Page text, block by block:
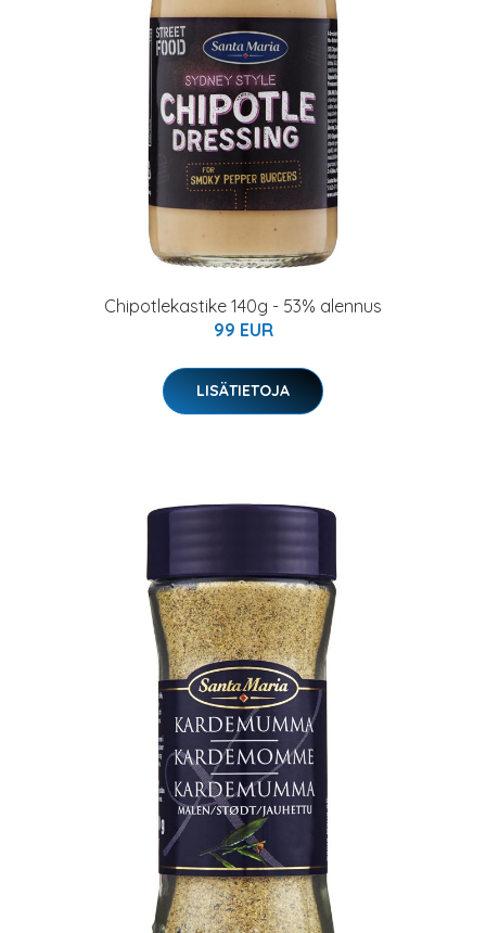
Chipotlekastike 140g - 53% alennus
99 EUR
LISÄTIETOJA